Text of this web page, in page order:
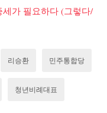
가 필요하다 (그렇다/
리승환 민주통합당
청년비례대표